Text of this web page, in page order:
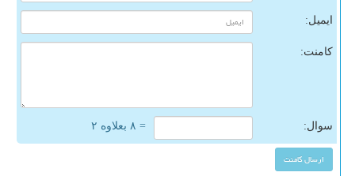
ایمیل:
کامنت:
سوال: = ۸ بعلاوه ۲